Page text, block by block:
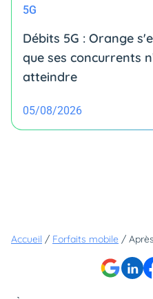
5G
Débits 5G : Orange
que ses concurrents
atteindre
05/08/2026
Accueil / Forfaits mobile /